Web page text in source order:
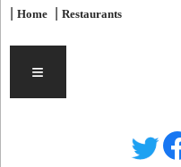
|Home |Restaurants
≡